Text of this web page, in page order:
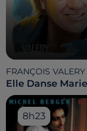
FRANÇOIS VALERY
Elle Danse Marie
8h23
8h23